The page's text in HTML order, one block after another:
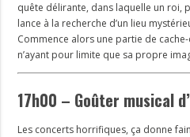
quête délirante, dans laquelle un roi,
lance à la recherche d’un lieu
Commence alors une partie de
n’ayant pour limite que sa propre
17h00 – Goûter musical
Les concerts horrifiques, ça donne